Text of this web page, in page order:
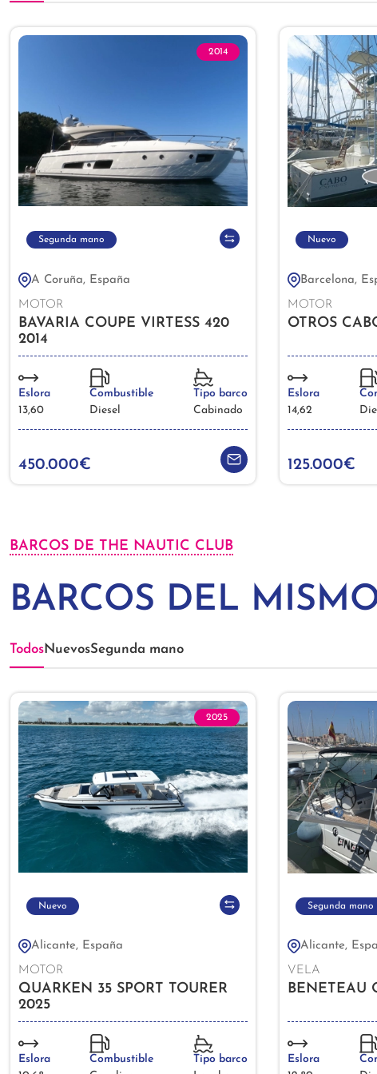
2014
Segunda mano
A Coruña, España
MOTOR
BAVARIA COUPE VIRTESS 420
2014
Eslora
13,60
Combustible
Diesel
Tipo barco
Cabinado
450.000€
Nuevo
Barcelona,
MOTOR
OTROS
Eslora
14,62
125.000€
BARCOS DE THE NAUTIC CLUB
BARCOS DEL
TodosNuevosSegunda mano
2025
Nuevo
Alicante, España
MOTOR
QUARKEN 35 SPORT TOURER
2025
Eslora
Combustible
Tipo barco
Segunda mano
Alicante,
VELA
BENETEAU
Eslora